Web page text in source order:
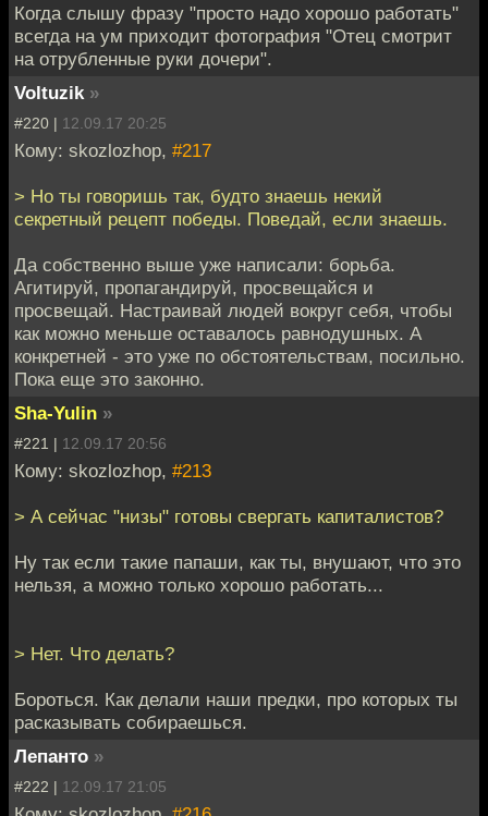
Когда слышу фразу "просто надо хорошо работать"
всегда на ум приходит фотография "Отец смотрит
на отрубленные руки дочери".
Voltuzik »
#220 | 12.09.17 20:25
Кому: skozlozhop, #217
> Но ты говоришь так, будто знаешь некий
секретный рецепт победы. Поведай, если знаешь.
Да собственно выше уже написали: борьба.
Агитируй, пропагандируй, просвещайся и
просвещай. Настраивай людей вокруг себя, чтобы
как можно меньше оставалось равнодушных. А
конкретней - это уже по обстоятельствам, посильно.
Пока еще это законно.
Sha-Yulin »
#221 | 12.09.17 20:56
Кому: skozlozhop, #213
> А сейчас "низы" готовы свергать капиталистов?
Ну так если такие папаши, как ты, внушают, что это
нельзя, а можно только хорошо работать...
> Нет. Что делать?
Бороться. Как делали наши предки, про которых ты
расказывать собираешься.
Лепанто »
#222 | 12.09.17 21:05